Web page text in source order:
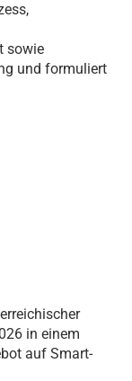
sowie
und formuliert
in einem
auf Smart-